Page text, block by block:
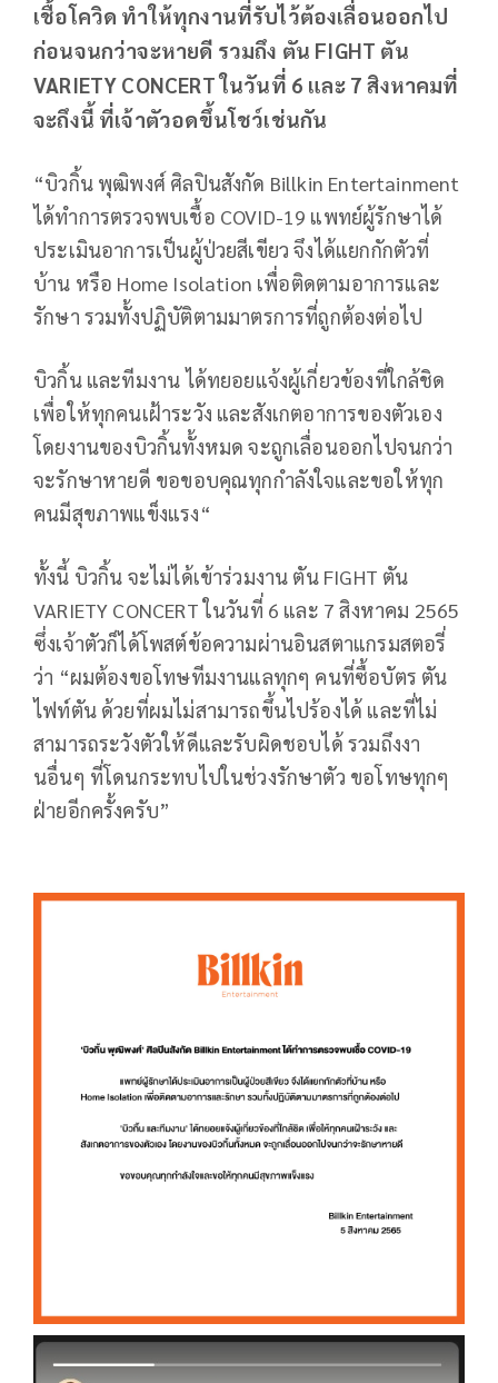
เชื้อโควิด ทำให้ทุกงานที่รับไว้ต้องเลื่อนออกไป
ก่อนจนกว่าจะหายดี รวมถึง ตัน FIGHT ตัน
VARIETY CONCERT ในวันที่ 6 และ 7 สิงหาคมที่
จะถึงนี้ ที่เจ้าตัวอดขึ้นโชว์เช่นกัน
“บิวกิ้น พุฒิพงศ์ ศิลปินสังกัด Billkin Entertainment
ได้ทำการตรวจพบเชื้อ COVID-19 แพทย์ผู้รักษาได้
ประเมินอาการเป็นผู้ป่วยสีเขียว จึงได้แยกกักตัวที่
บ้าน หรือ Home Isolation เพื่อติดตามอาการและ
รักษา รวมทั้งปฏิบัติตามมาตรการที่ถูกต้องต่อไป
บิวกิ้น และทีมงาน ได้ทยอยแจ้งผู้เกี่ยวข้องที่ใกล้ชิด
เพื่อให้ทุกคนเฝ้าระวัง และสังเกตอาการของตัวเอง
โดยงานของบิวกิ้นทั้งหมด จะถูกเลื่อนออกไปจนกว่า
จะรักษาหายดี ขอขอบคุณทุกกำลังใจและขอให้ทุก
คนมีสุขภาพแข็งแรง“
ทั้งนี้ บิวกิ้น จะไม่ได้เข้าร่วมงาน ตัน FIGHT ตัน
VARIETY CONCERT ในวันที่ 6 และ 7 สิงหาคม 2565
ซึ่งเจ้าตัวก็ได้โพสต์ข้อความผ่านอินสตาแกรมสตอรี่
ว่า “ผมต้องขอโทษทีมงานแลทุกๆ คนที่ซื้อบัตร ตัน
ไฟท์ตัน ด้วยที่ผมไม่สามารถขึ้นไปร้องได้ และที่ไม่
สามารถระวังตัวให้ดีและรับผิดชอบได้ รวมถึงงา
นอื่นๆ ที่โดนกระทบไปในช่วงรักษาตัว ขอโทษทุกๆ
ฝ่ายอีกครั้งครับ”